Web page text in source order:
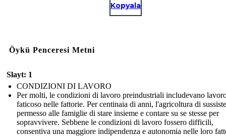
Kopyala
Öykü Penceresi Metni
Slayt: 1
CONDIZIONI DI LAVORO
Per molti, le condizioni di lavoro preindustriali includevano
faticoso nelle fattorie. Per centinaia di anni, l'agricoltura di
permesso alle famiglie di stare insieme e contare su se stesse per
sopravvivere. Sebbene le condizioni di lavoro fossero difficili,
consentiva una maggiore indipendenza e autonomia nelle loro